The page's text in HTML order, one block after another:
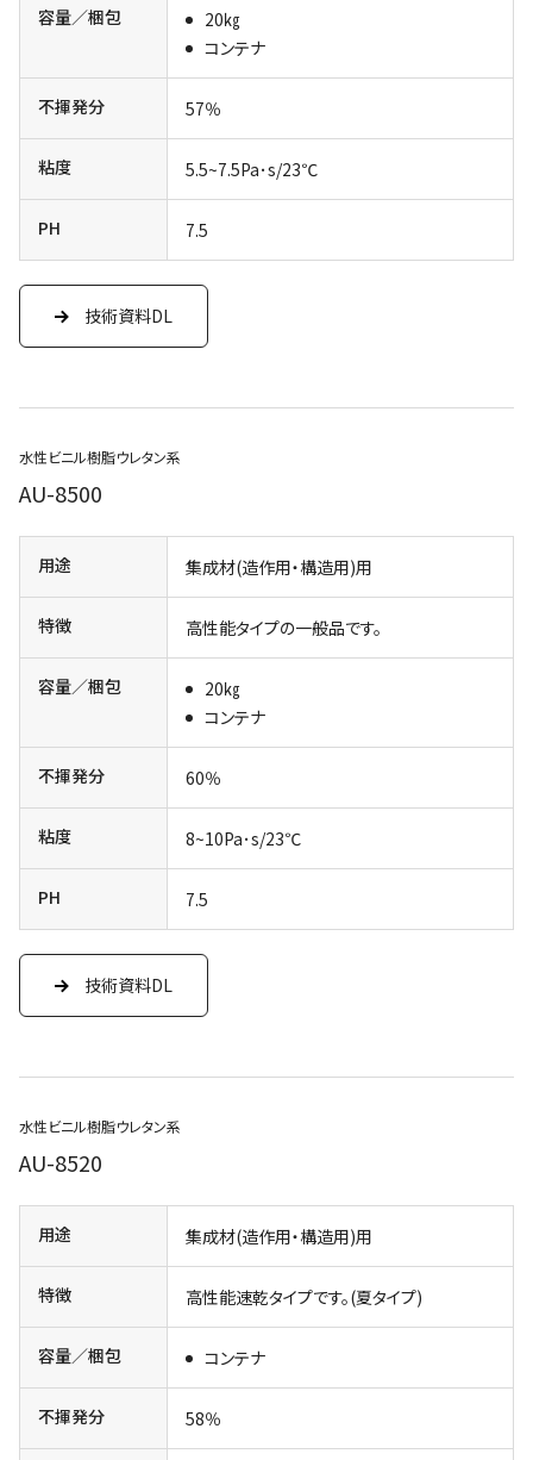
容量／梱包
20㎏
コンテナ
不揮発分 57％
粘度 5.5~7.5Pa･s/23℃
PH 7.5
技術資料DL
水性ビニル樹脂ウレタン系
AU-8500
用途 集成材(造作用・構造用)用
特徴 高性能タイプの一般品です。
容量／梱包
20㎏
コンテナ
不揮発分 60％
粘度 8~10Pa･s/23℃
PH 7.5
技術資料DL
水性ビニル樹脂ウレタン系
AU-8520
用途 集成材(造作用・構造用)用
特徴 高性能速乾タイプです。(夏タイプ)
容量／梱包 コンテナ
不揮発分 58％